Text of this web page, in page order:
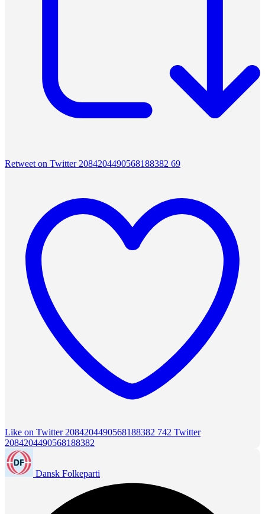
Retweet on Twitter 2084204490568188382 69
Like on Twitter 2084204490568188382 742 Twitter
2084204490568188382
Dansk Folkeparti